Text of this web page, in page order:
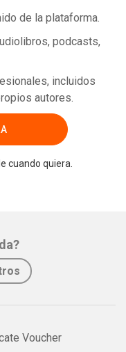
as lutas terrenas, e
do russo por
Américo, que também
de Bodgdánov na
gênero da utopia no
de la plataforma.
podcasts,
incluidos
autores.
cuando quiera.
Voucher
Twitter E-mail